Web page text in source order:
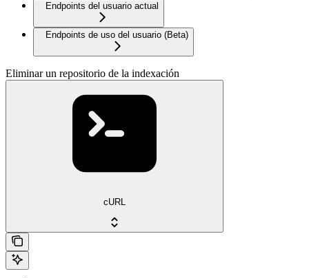
Endpoints del usuario actual
Endpoints de uso del usuario (Beta)
Eliminar un repositorio de la indexación
cURL